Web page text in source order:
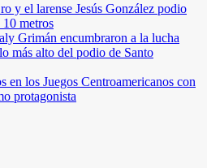
y el larense Jesús González podio
metros
Grimán encumbraron a la lucha
más alto del podio de Santo
en los Juegos Centroamericanos con
protagonista